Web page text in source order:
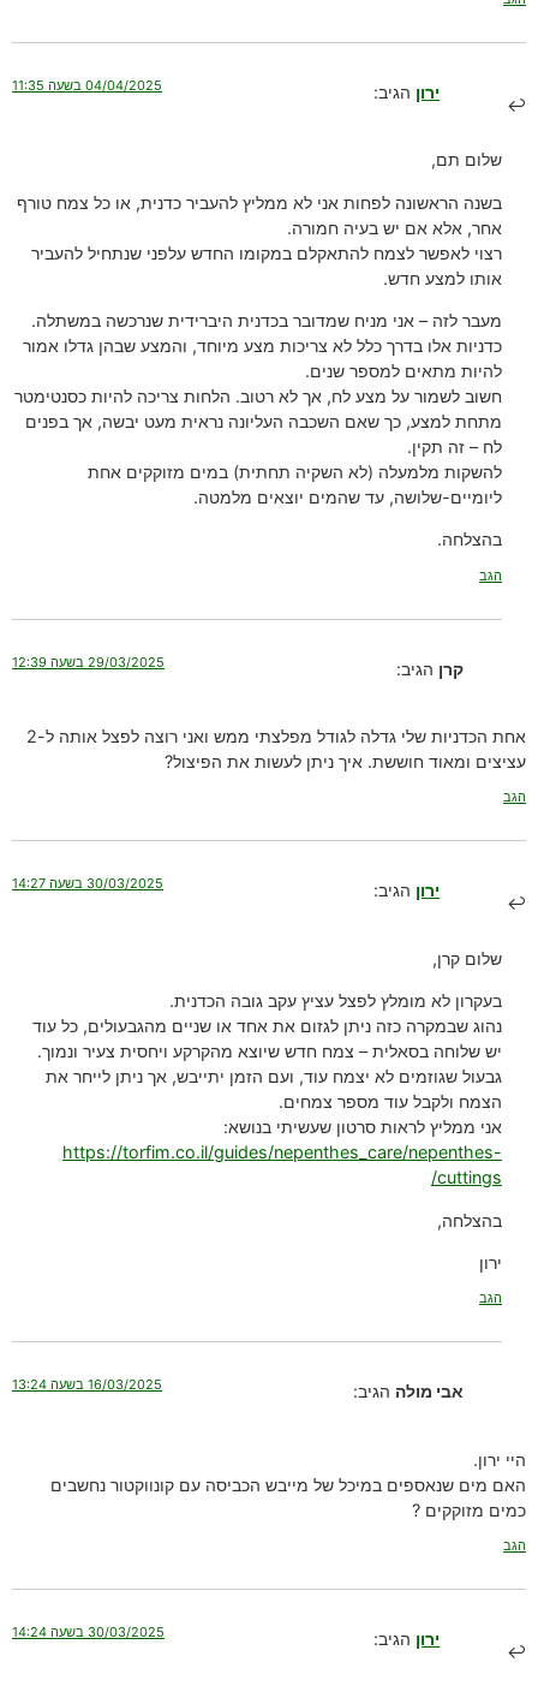
ירון הגיב: 04/04/2025 בשעה 11:35
שלום תם,
בשנה הראשונה לפחות אני לא ממליץ להעביר כדנית, או כל צמח טורף
אחר, אלא אם יש בעיה חמורה.
רצוי לאפשר לצמח להתאקלם במקומו החדש עלפני שנתחיל להעביר
אותו למצע חדש.
מעבר לזה – אני מניח שמדובר בכדנית היברידית שנרכשה במשתלה.
כדניות אלו בדרך כלל לא צריכות מצע מיוחד, והמצע שבהן גדלו אמור
להיות מתאים למספר שנים.
חשוב לשמור על מצע לח, אך לא רטוב. הלחות צריכה להיות כסנטימטר
מתחת למצע, כך שאם השכבה העליונה נראית מעט יבשה, אך בפנים
לח – זה תקין.
להשקות מלמעלה (לא השקיה תחתית) במים מזוקקים אחת
ליומיים-שלושה, עד שהמים יוצאים מלמטה.
בהצלחה.
הגב
קרן הגיב: 29/03/2025 בשעה 12:39
אחת הכדניות שלי גדלה לגודל מפלצתי ממש ואני רוצה לפצל אותה ל-2
עציצים ומאוד חוששת. איך ניתן לעשות את הפיצול?
הגב
ירון הגיב: 30/03/2025 בשעה 14:27
שלום קרן,
בעקרון לא מומלץ לפצל עציץ עקב גובה הכדנית.
נהוג שבמקרה כזה ניתן לגזום את אחד או שניים מהגבעולים, כל עוד
יש שלוחה בסאלית – צמח חדש שיוצא מהקרקע ויחסית צעיר ונמוך.
גבעול שגוזמים לא יצמח עוד, ועם הזמן יתייבש, אך ניתן לייחר את
הצמח ולקבל עוד מספר צמחים.
אני ממליץ לראות סרטון שעשיתי בנושא:
https://torfim.co.il/guides/nepenthes_care/nepenthes-
cuttings/
בהצלחה,
ירון
הגב
אבי מולה הגיב: 16/03/2025 בשעה 13:24
היי ירון.
האם מים שנאספים במיכל של מייבש הכביסה עם קונווקטור נחשבים
כמים מזוקקים ?
הגב
ירון הגיב: 30/03/2025 בשעה 14:24